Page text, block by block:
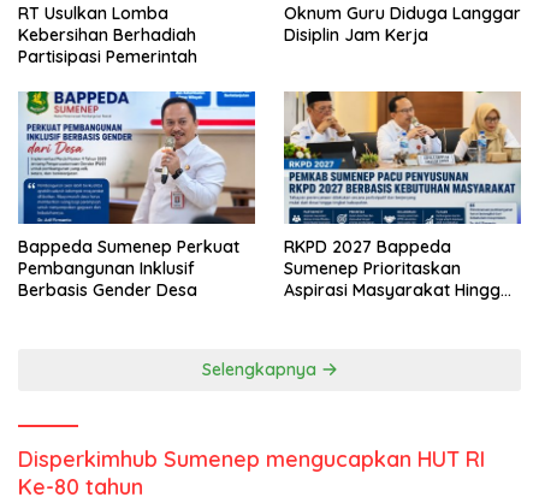
RT Usulkan Lomba
Kebersihan Berhadiah
Partisipasi Pemerintah
Oknum Guru Diduga Langgar
Disiplin Jam Kerja
Bappeda Sumenep Perkuat
Pembangunan Inklusif
Berbasis Gender Desa
RKPD 2027 Bappeda
Sumenep Prioritaskan
Aspirasi Masyarakat Hingga
Selengkapnya
Disperkimhub Sumenep mengucapkan HUT RI
Ke-80 tahun